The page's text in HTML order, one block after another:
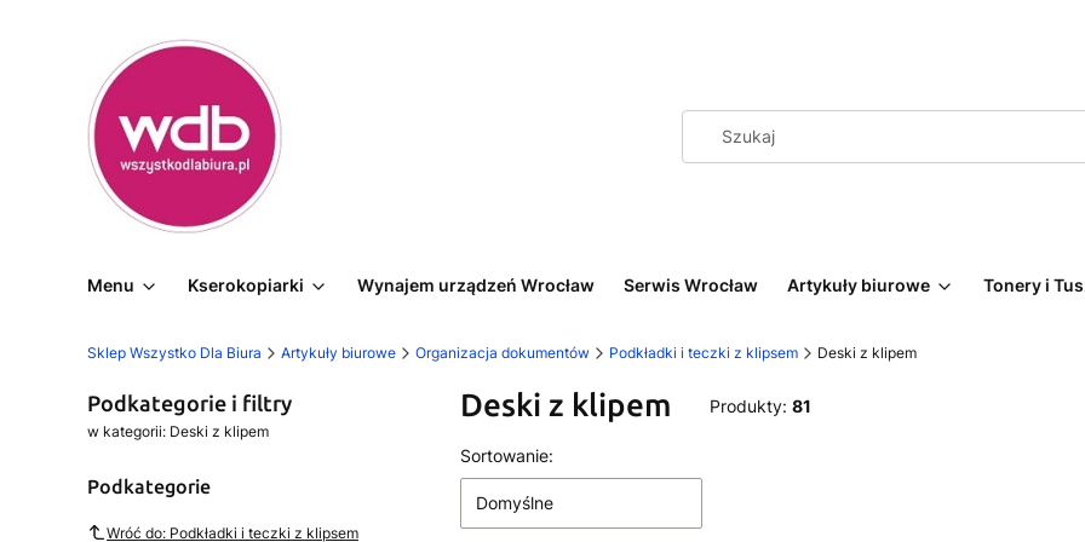
Menu Kserokopiarki Wynajem urządzeń Wrocław Serwis Wrocław Artykuły biurowe Tonery i
Sklep Wszystko Dla Biura Artykuły biurowe Organizacja dokumentów Podkładki i teczki z klipsem Deski z klipem
Podkategorie i filtry
w kategorii: Deski z klipem
Podkategorie
Wróć do: Podkładki i teczki z klipsem
Deski z klipem Produkty: 81
Lista produktów
Sortowanie:
Domyślne